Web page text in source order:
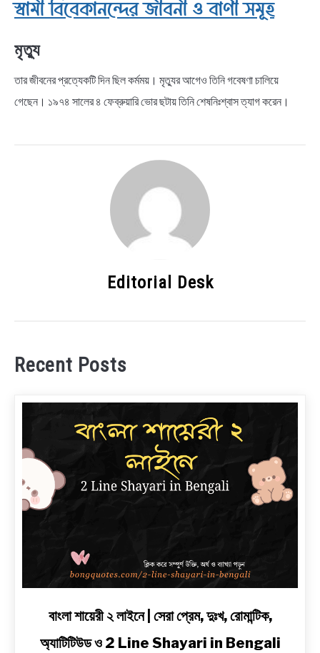
স্বামী বিবেকানন্দের জীবনী ও বাণী সমূহ
মৃত্যু
তার জীবনের প্রত্যেকটি দিন ছিল কর্মময়। মৃত্যুর আগেও তিনি গবেষণা চালিয়ে
গেছেন। ১৯৭৪ সালের ৪ ফেব্রুয়ারি ভোর ছটায় তিনি শেষনিঃশ্বাস ত্যাগ করেন।
Editorial Desk
Recent Posts
বাংলা শায়েরী ২ লাইনে | সেরা প্রেম, দুঃখ, রোমান্টিক,
অ্যাটিটিউড ও 2 Line Shayari in Bengali